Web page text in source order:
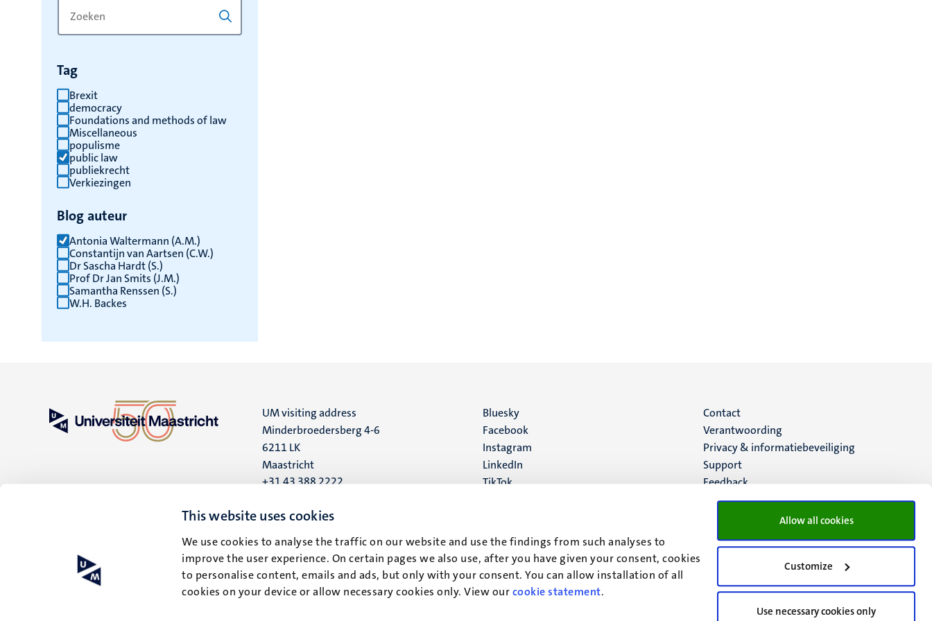
This website uses cookies
We use cookies to analyse the traffic on our website and use the findings from such analyses to
improve the user experience. On certain pages we also use, after you have given your consent, cookies
to personalise content, emails and ads, but only with your consent. You can allow installation of all
cookies on your device or allow necessary cookies only. View ourcookie statement.
Allow all cookies
Customize
Use necessary cookies only
trefwoord
Tag
Brexit
democracy
Foundations and methods of law
Miscellaneous
populisme
public law
publiekrecht
Verkiezingen
Blog auteur
Antonia Waltermann (A.M.)
Constantijn van Aartsen (C.W.)
Dr Sascha Hardt (S.)
Prof Dr Jan Smits (J.M.)
Samantha Renssen (S.)
W.H. Backes
UM visiting address
Minderbroedersberg 4-6
6211 LK
Maastricht
+31 43 388 2222
UM postal address
6200 MD
Maastricht
Social
media
Bluesky
Facebook
Instagram
LinkedIn
TikTok
Menu
footer
(NL)
Contact
Verantwoording
Privacy & informatiebeveiliging
Support
Feedback